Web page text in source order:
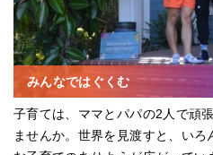
みんなではぐくむ
子育ては、ママとパパの2人で頑
ませんか。世界を見渡すと、いろ